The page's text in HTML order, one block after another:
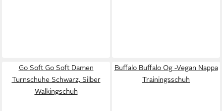
Go Soft Go Soft Damen
Turnschuhe Schwarz, Silber
Walkingschuh
Buffalo Buffalo Og -Vegan Nappa
Trainingsschuh